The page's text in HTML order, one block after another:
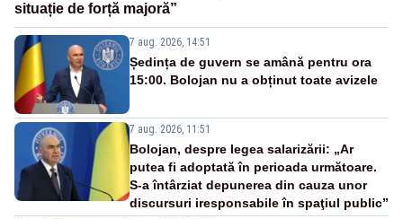
situație de forță majoră”
7 aug. 2026, 14:51
Ședința de guvern se amână pentru ora
15:00. Bolojan nu a obținut toate avizele
7 aug. 2026, 11:51
Bolojan, despre legea salarizării: „Ar
putea fi adoptată în perioada următoare.
S-a întârziat depunerea din cauza unor
discursuri iresponsabile în spaţiul public”